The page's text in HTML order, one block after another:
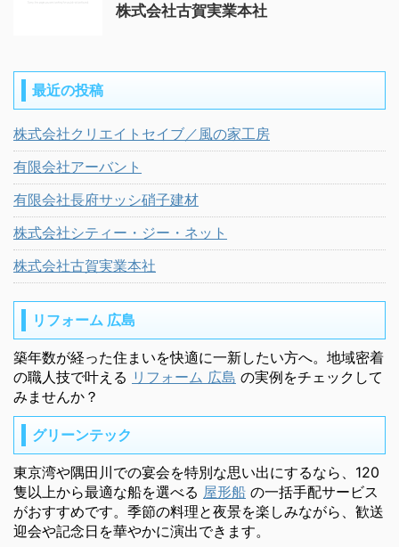
株式会社古賀実業本社
最近の投稿
株式会社クリエイトセイブ／風の家工房
有限会社アーバント
有限会社長府サッシ硝子建材
株式会社シティー・ジー・ネット
株式会社古賀実業本社
リフォーム 広島
築年数が経った住まいを快適に一新したい方へ。地域密着
の職人技で叶える リフォーム 広島 の実例をチェックして
みませんか？
グリーンテック
東京湾や隅田川での宴会を特別な思い出にするなら、120
隻以上から最適な船を選べる 屋形船 の一括手配サービス
がおすすめです。季節の料理と夜景を楽しみながら、歓送
迎会や記念日を華やかに演出できます。